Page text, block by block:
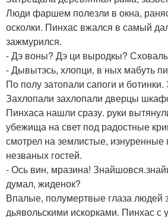
Люди фаршем полезли в окна,
осколки. Пинхас вжался в самый
зажмурился.
- Дэ воны? Дэ ци выродкы?
- Дывытэсь, хлопци, в ных мабуть
По полу затопали сапоги и ботинки.
Захлопали захлопали дверцы
Пинхаса нашли сразу. руки
убежища на свет под радостные
смотрел на землистые, изнуренные
незваных гостей.
- Ось вин, мразина!
думал, жиденок?
Впалые, полумертвые глаза людей
дьявольскими искорками. Пинхас с